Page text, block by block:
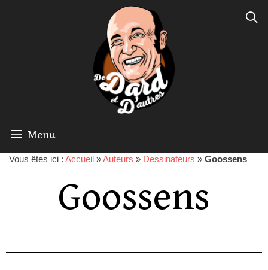
Menu
Vous êtes ici : Accueil »Auteurs » Dessinateurs » Goossens
Goossens